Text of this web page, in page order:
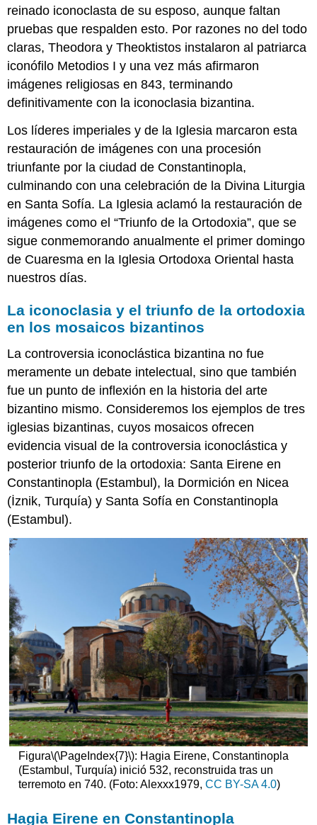
el
bizantino
medio
La
cultura
visual
de
la
Sicilia
normanda
Los
normandos
en
Arquitectura
Real
La
Cappella
Catedral
de
Monreale
Viviendas
Reales
Real
Casa
de
y
Talleres
coronación
Documentar
la
diversidad
religiosa
Recurso
en
línea
opcional:
Basílica
de
reinado iconoclasta de su esposo, aunque faltan
pruebas que respalden esto. Por razones no del todo
claras, Theodora y Theoktistos instalaron al patriarca
iconófilo Metodios I y una vez más afirmaron
imágenes religiosas en 843, terminando
definitivamente con la iconoclasia bizantina.
Los líderes imperiales y de la Iglesia marcaron esta
restauración de imágenes con una procesión
triunfante por la ciudad de Constantinopla,
culminando con una celebración de la Divina Liturgia
en Santa Sofía. La Iglesia aclamó la restauración de
imágenes como el “Triunfo de la Ortodoxia”, que se
sigue conmemorando anualmente el primer domingo
de Cuaresma en la Iglesia Ortodoxa Oriental hasta
nuestros días.
La iconoclasia y el triunfo de la ortodoxia
en los mosaicos bizantinos
La controversia iconoclástica bizantina no fue
meramente un debate intelectual, sino que también
fue un punto de inflexión en la historia del arte
bizantino mismo. Consideremos los ejemplos de tres
iglesias bizantinas, cuyos mosaicos ofrecen
evidencia visual de la controversia iconoclástica y
posterior triunfo de la ortodoxia: Santa Eirene en
Constantinopla (Estambul), la Dormición en Nicea
(İznik, Turquía) y Santa Sofía en Constantinopla
(Estambul).
Figura\(\PageIndex{7}\): Hagia Eirene, Constantinopla
(Estambul, Turquía) inició 532, reconstruida tras un
terremoto en 740. (Foto: Alexxx1979, CC BY-SA 4.0)
Hagia Eirene en Constantinopla